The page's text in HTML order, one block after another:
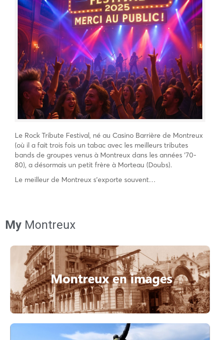
Le Rock Tribute Festival, né au Casino Barrière de Montreux
(où il a fait trois fois un tabac avec les meilleurs tributes
bands de groupes venus à Montreux dans les années ’70-
80), a désormais un petit frère à Morteau (Doubs).
Le meilleur de Montreux s’exporte souvent…
My Montreux